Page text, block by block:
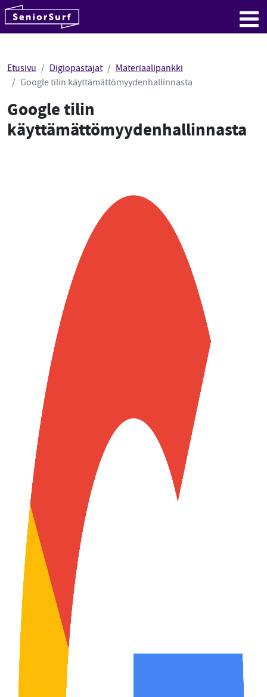
Hyppää sisältöön
Etusivu Digiopastajat
Materiaalipankki
Google tilin käyttämättömyydenhallinnasta
Google tilin
käyttämättömyydenhallinnasta